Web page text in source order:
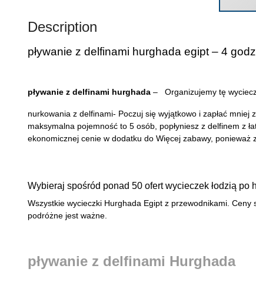
Description
pływanie z delfinami hurghada egipt – 4
pływanie z delfinami hurghada – Organizujemy tę
nurkowania z delfinami- Poczuj się wyjątkowo i zapłać mniej
maksymalna pojemność to 5 osób, popłyniesz z delfinem z
ekonomicznej cenie w dodatku do Więcej zabawy,
Wybieraj spośród ponad 50 ofert wycieczek łodzią
Wszystkie wycieczki Hurghada Egipt z przewodnikami.
podróżne jest ważne.
pływanie z delfinami Hurghada